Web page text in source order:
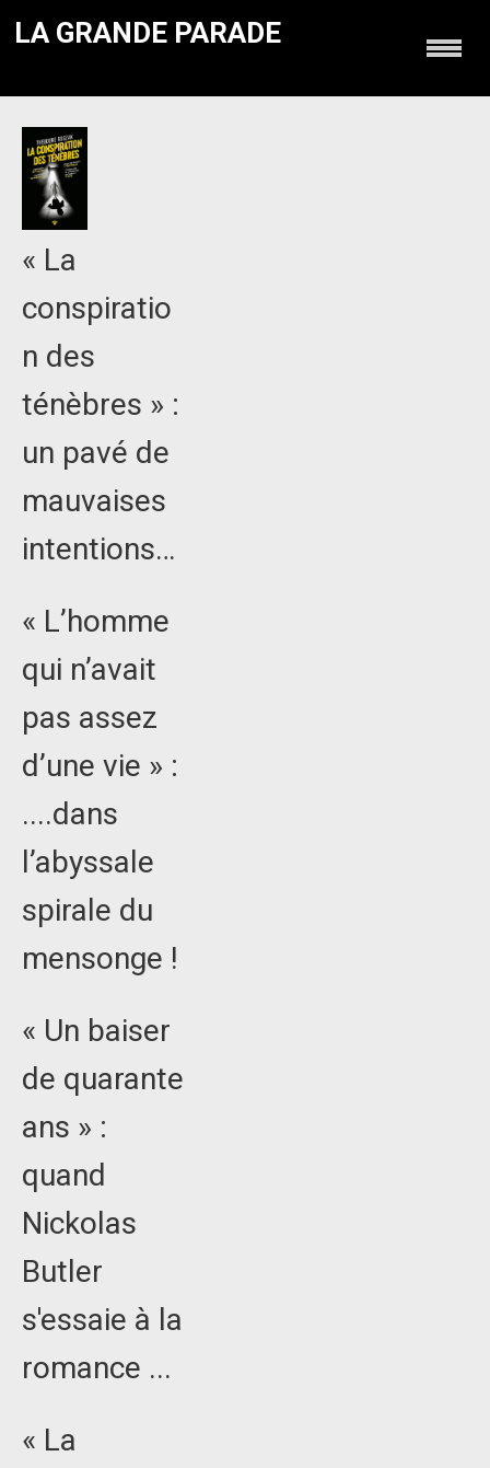
LA GRANDE PARADE
« La
conspiratio
n des
ténèbres » :
un pavé de
mauvaises
intentions…
« L’homme
qui n’avait
pas assez
d’une vie » :
....dans
l’abyssale
spirale du
mensonge !
« Un baiser
de quarante
ans » :
quand
Nickolas
Butler
s'essaie à la
romance ...
« La